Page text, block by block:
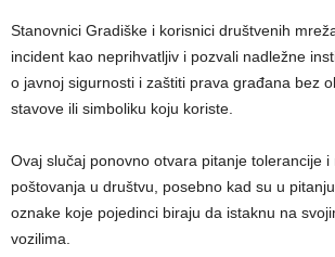
Stanovnici Gradiške i korisnici društvenih
incident kao neprihvatljiv i pozvali nadležne
o javnoj sigurnosti i zaštiti prava građana bez
stavove ili simboliku koju koriste.
Ovaj slučaj ponovno otvara pitanje tolerancije i
poštovanja u društvu, posebno kad su u
oznake koje pojedinci biraju da istaknu na
vozilima.